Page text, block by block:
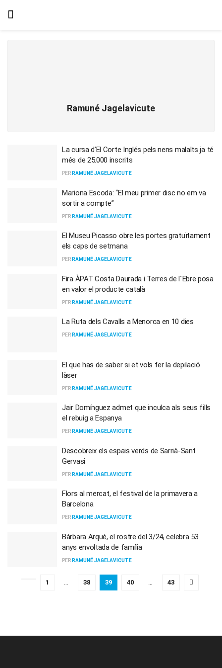
Ramuné Jagelavicute
La cursa d’El Corte Inglés pels nens malalts ja té
més de 25.000 inscrits
PER RAMUNÉ JAGELAVICUTE
Mariona Escoda: “El meu primer disc no em va
sortir a compte”
PER RAMUNÉ JAGELAVICUTE
El Museu Picasso obre les portes gratuïtament
els caps de setmana
PER RAMUNÉ JAGELAVICUTE
Fira ÀPAT Costa Daurada i Terres de l´Ebre posa
en valor el producte català
PER RAMUNÉ JAGELAVICUTE
La Ruta dels Cavalls a Menorca en 10 dies
PER RAMUNÉ JAGELAVICUTE
El que has de saber si et vols fer la depilació
làser
PER RAMUNÉ JAGELAVICUTE
Jair Domínguez admet que inculca als seus fills
el rebuig a Espanya
PER RAMUNÉ JAGELAVICUTE
Descobreix els espais verds de Sarrià-Sant
Gervasi
PER RAMUNÉ JAGELAVICUTE
Flors al mercat, el festival de la primavera a
Barcelona
PER RAMUNÉ JAGELAVICUTE
Bàrbara Arqué, el rostre del 3/24, celebra 53
anys envoltada de família
PER RAMUNÉ JAGELAVICUTE
1 … 38 39 40 … 43